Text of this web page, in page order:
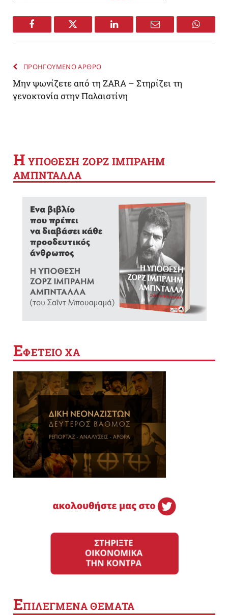
Facebook Twitter LinkedIn Email
ΠΡΟΗΓΟΥΜΕΝΟ ΑΡΘΡΟ
Μην ψωνίζετε από τη ZARA – Στηρίζει τη
γενοκτονία στην Παλαιστίνη
Η YΠΟΘΕΣΗ ΖΟΡΖ ΙΜΠΡΑΗΜ
ΑΜΠΝΤΑΛΛΑ
ΕΦΕΤΕΙΟ ΧΑ
ΕΠΙΛΕΓΜΕΝΑ ΘΕΜΑΤΑ